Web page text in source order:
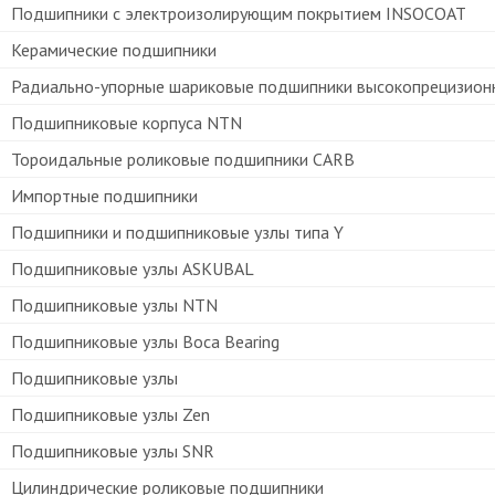
Подшипники с электроизолирующим покрытием INSOCOAT
Керамические подшипники
Радиально-упорные шариковые подшипники
Подшипниковые корпуса NTN
Тороидальные роликовые подшипники CARB
Импортные подшипники
Подшипники и подшипниковые узлы типа Y
Подшипниковые узлы ASKUBAL
Подшипниковые узлы NTN
Подшипниковые узлы Boca Bearing
Подшипниковые узлы
Подшипниковые узлы Zen
Подшипниковые узлы SNR
Цилиндрические роликовые подшипники